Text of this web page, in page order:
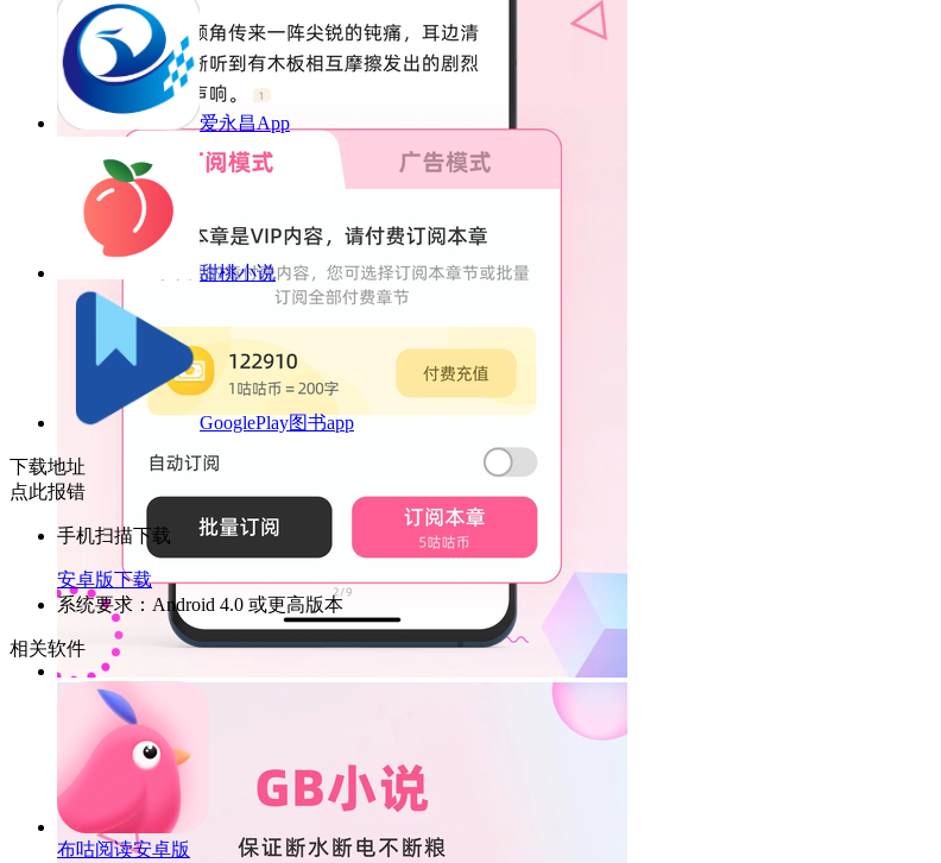
爱永昌App
甜桃小说
GooglePlay图书app
下载地址
点此报错
手机扫描下载
安卓版下载
系统要求：Android 4.0 或更高版本
相关软件
布咕阅读安卓版